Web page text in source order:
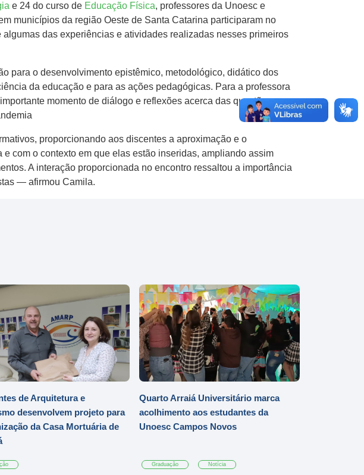
e 24 do curso de Educação Física, professores da Unoesc e
municípios da região Oeste de Santa Catarina participaram no
das experiências e atividades realizadas nesses primeiros
para o desenvolvimento epistêmico, metodológico, didático dos
da educação e para as ações pedagógicas. Para a professora
momento de diálogo e reflexões acerca das questões e
proporcionando aos discentes a aproximação e o
com o contexto em que elas estão inseridas, ampliando assim
A interação proporcionada no encontro ressaltou a importância
— afirmou Camila.
de Arquitetura e
desenvolvem projeto para
da Casa Mortuária de
Quarto Arraiá Universitário marca
acolhimento aos estudantes da
Unoesc Campos Novos
Graduação Notícia